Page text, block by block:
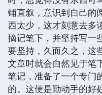
铺直叙，意识到自己的
西太少，这才刻意去多
摘记笔下，并坚持写一
要坚持，久而久之，这
文章时就会自然见于笔
笔记，准备了一个专门
的。这便是勤动手的好